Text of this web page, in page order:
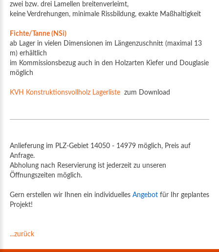
zwei bzw. drei Lamellen breitenverleimt,
keine Verdrehungen, minimale Rissbildung, exakte Maßhaltigkeit
Fichte/Tanne (NSi)
ab Lager in vielen Dimensionen im Längenzuschnitt (maximal 13
m) erhältlich
im Kommissionsbezug auch in den Holzarten Kiefer und Douglasie
möglich
KVH Konstruktionsvollholz Lagerliste zum Download
Anlieferung im PLZ-Gebiet 14050 - 14979 möglich, Preis auf
Anfrage.
Abholung nach Reservierung ist jederzeit zu unseren
Öffnungszeiten möglich.
Gern erstellen wir Ihnen ein individuelles Angebot für Ihr geplantes
Projekt!
...zurück